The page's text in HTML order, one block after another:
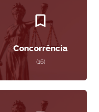
Concorrência
(16)